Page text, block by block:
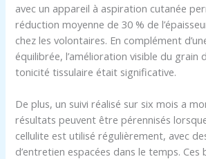
avec un appareil à aspiration cutanée
réduction moyenne de 30 % de
chez les volontaires. En complément
équilibrée, l’amélioration visible du grain
tonicité tissulaire était significative.
De plus, un suivi réalisé sur six mois a
résultats peuvent être pérennisés
cellulite est utilisé régulièrement, avec
d’entretien espacées dans le temps. Ces